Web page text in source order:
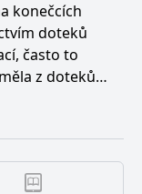
konečcích
doteků
často to
z doteků
harašení
tónem
může
Všechno, co